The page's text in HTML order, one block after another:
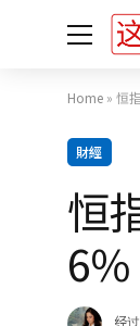
Home » 恒
財經
恒
经过